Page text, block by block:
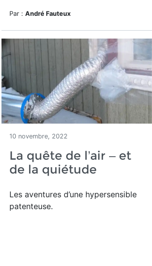
Par : André Fauteux
10 novembre, 2022
La quête de l’air – et
de la quiétude
Les aventures d’une hypersensible
patenteuse.